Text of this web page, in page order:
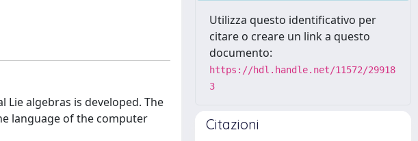
algebras is developed. The
language of the computer
Utilizza questo identificativo per
citare o creare un link a questo
documento:
https://hdl.handle.net/11572/29918
3
Citazioni